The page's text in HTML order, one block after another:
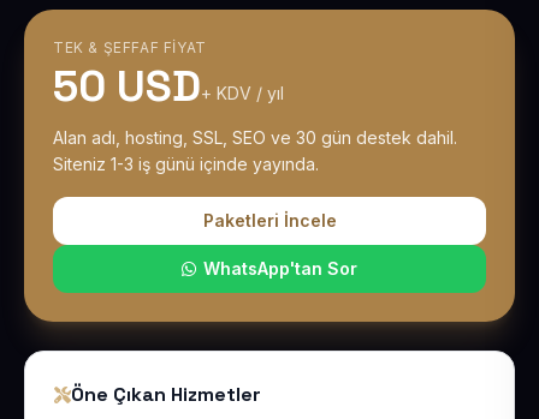
TEK & ŞEFFAF FIYAT
50 USD+ KDV / yıl
Alan adı, hosting, SSL, SEO ve 30 gün destek dahil.
Siteniz 1-3 iş günü içinde yayında.
Paketleri İncele
WhatsApp'tan Sor
Öne Çıkan Hizmetler